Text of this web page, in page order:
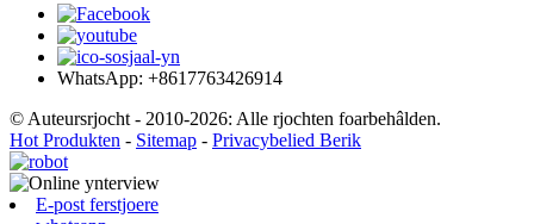
WhatsApp: +8617763426914
© Auteursrjocht - 2010-2026: Alle rjochten foarbehâlden.
Hot Produkten - Sitemap - Privacybelied Berik
E-post ferstjoere